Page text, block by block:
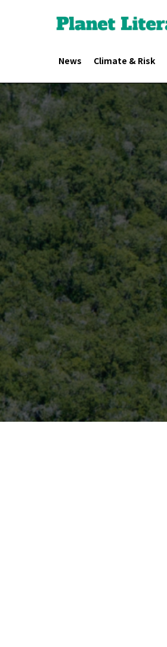
News Climate & Risk